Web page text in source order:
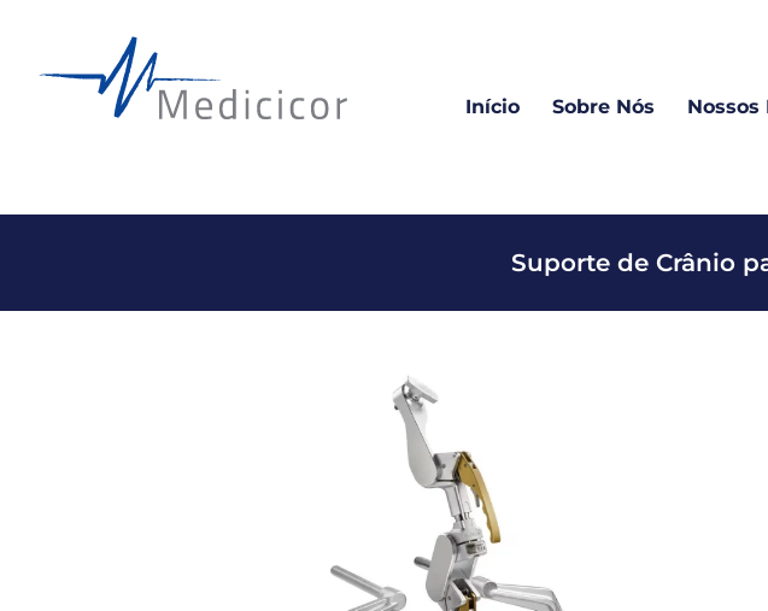
Início Sobre Nós Nossos
Suporte de Crânio